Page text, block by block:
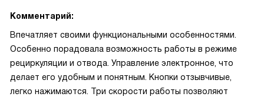
Комментарий:
Впечатляет своими функциональными особенностями.
Особенно порадовала возможность работы в режиме
рециркуляции и отвода. Управление электронное, что
делает его удобным и понятным. Кнопки отзывчивые,
легко нажимаются. Три скорости работы позволяют